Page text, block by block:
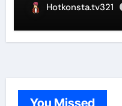
Hotkonsta.tv321
You Missed